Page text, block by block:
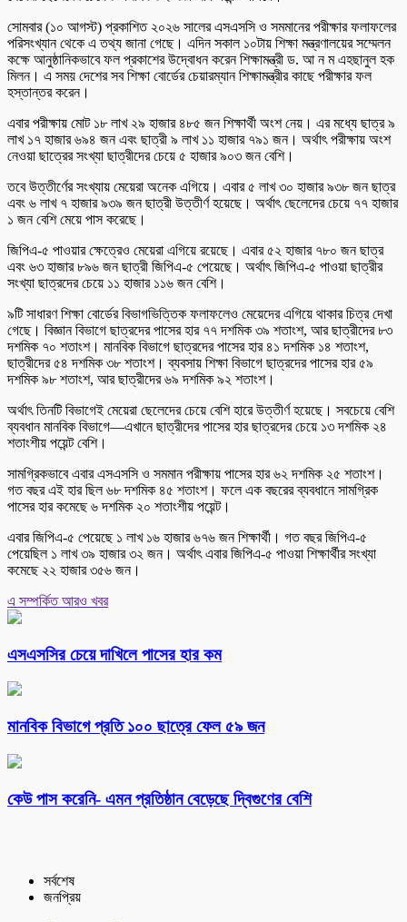
সোমবার (১০ আগস্ট) প্রকাশিত ২০২৬ সালের এসএসসি ও সমমানের পরীক্ষার ফলাফলের
পরিসংখ্যান থেকে এ তথ্য জানা গেছে। এদিন সকাল ১০টায় শিক্ষা মন্ত্রণালয়ের সম্মেলন
কক্ষে আনুষ্ঠানিকভাবে ফল প্রকাশের উদ্বোধন করেন শিক্ষামন্ত্রী ড. আ ন ম এহছানুল হক
মিলন। এ সময় দেশের সব শিক্ষা বোর্ডের চেয়ারম্যান শিক্ষামন্ত্রীর কাছে পরীক্ষার ফল
হস্তান্তর করেন।
এবার পরীক্ষায় মোট ১৮ লাখ ২৯ হাজার ৪৮৫ জন শিক্ষার্থী অংশ নেয়। এর মধ্যে ছাত্র ৯
লাখ ১৭ হাজার ৬৯৪ জন এবং ছাত্রী ৯ লাখ ১১ হাজার ৭৯১ জন। অর্থাৎ পরীক্ষায় অংশ
নেওয়া ছাত্রের সংখ্যা ছাত্রীদের চেয়ে ৫ হাজার ৯০৩ জন বেশি।
তবে উত্তীর্ণের সংখ্যায় মেয়েরা অনেক এগিয়ে। এবার ৫ লাখ ৩০ হাজার ৯৩৮ জন ছাত্র
এবং ৬ লাখ ৭ হাজার ৯৩৯ জন ছাত্রী উত্তীর্ণ হয়েছে। অর্থাৎ ছেলেদের চেয়ে ৭৭ হাজার
১ জন বেশি মেয়ে পাস করেছে।
জিপিএ-৫ পাওয়ার ক্ষেত্রেও মেয়েরা এগিয়ে রয়েছে। এবার ৫২ হাজার ৭৮০ জন ছাত্র
এবং ৬৩ হাজার ৮৯৬ জন ছাত্রী জিপিএ-৫ পেয়েছে। অর্থাৎ জিপিএ-৫ পাওয়া ছাত্রীর
সংখ্যা ছাত্রদের চেয়ে ১১ হাজার ১১৬ জন বেশি।
৯টি সাধারণ শিক্ষা বোর্ডের বিভাগভিত্তিক ফলাফলেও মেয়েদের এগিয়ে থাকার চিত্র দেখা
গেছে। বিজ্ঞান বিভাগে ছাত্রদের পাসের হার ৭৭ দশমিক ৩৯ শতাংশ, আর ছাত্রীদের ৮৩
দশমিক ৭০ শতাংশ। মানবিক বিভাগে ছাত্রদের পাসের হার ৪১ দশমিক ১৪ শতাংশ,
ছাত্রীদের ৫৪ দশমিক ৩৮ শতাংশ। ব্যবসায় শিক্ষা বিভাগে ছাত্রদের পাসের হার ৫৯
দশমিক ৯৮ শতাংশ, আর ছাত্রীদের ৬৯ দশমিক ৯২ শতাংশ।
অর্থাৎ তিনটি বিভাগেই মেয়েরা ছেলেদের চেয়ে বেশি হারে উত্তীর্ণ হয়েছে। সবচেয়ে বেশি
ব্যবধান মানবিক বিভাগে—এখানে ছাত্রীদের পাসের হার ছাত্রদের চেয়ে ১৩ দশমিক ২৪
শতাংশীয় পয়েন্ট বেশি।
সামগ্রিকভাবে এবার এসএসসি ও সমমান পরীক্ষায় পাসের হার ৬২ দশমিক ২৫ শতাংশ।
গত বছর এই হার ছিল ৬৮ দশমিক ৪৫ শতাংশ। ফলে এক বছরের ব্যবধানে সামগ্রিক
পাসের হার কমেছে ৬ দশমিক ২০ শতাংশীয় পয়েন্ট।
এবার জিপিএ-৫ পেয়েছে ১ লাখ ১৬ হাজার ৬৭৬ জন শিক্ষার্থী। গত বছর জিপিএ-৫
পেয়েছিল ১ লাখ ৩৯ হাজার ৩২ জন। অর্থাৎ এবার জিপিএ-৫ পাওয়া শিক্ষার্থীর সংখ্যা
কমেছে ২২ হাজার ৩৫৬ জন।
এ সম্পর্কিত আরও খবর
এসএসসির চেয়ে দাখিলে পাসের হার কম
মানবিক বিভাগে প্রতি ১০০ ছাত্রে ফেল ৫৯ জন
কেউ পাস করেনি- এমন প্রতিষ্ঠান বেড়েছে দ্বিগুণের বেশি
সর্বশেষ
জনপ্রিয়